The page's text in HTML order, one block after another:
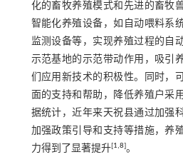
化的畜牧养殖模式和先进的畜牧
智能化养殖设备，如自动喂料系
监测设备等，实现养殖过程的自
示范基地的示范带动作用，吸引
们应用新技术的积极性。同时，
面的支持和帮助，降低养殖户采
据统计，近年来天祝县通过加强
加强政策引导和支持等措施，养
力得到了显著提升[1,8]。